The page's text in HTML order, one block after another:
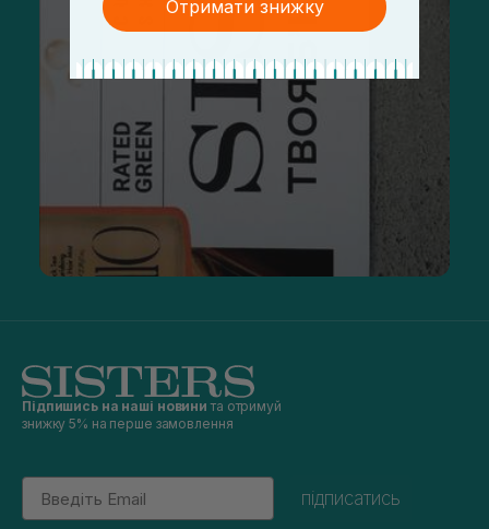
Підпишись на наші новини та отримуй
знижку 5% на перше замовлення
Email
підписатись
Отримати знижку